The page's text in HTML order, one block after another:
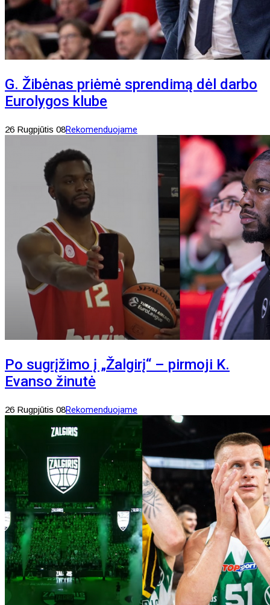
G. Žibėnas priėmė sprendimą dėl darbo
Eurolygos klube
26 Rugpjūtis 08Rekomenduojame
Po sugrįžimo į „Žalgirį“ – pirmoji K.
Evanso žinutė
26 Rugpjūtis 08Rekomenduojame